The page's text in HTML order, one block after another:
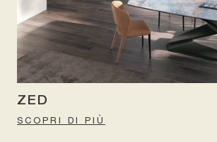
ZED
SCOPRI DI PIÙ